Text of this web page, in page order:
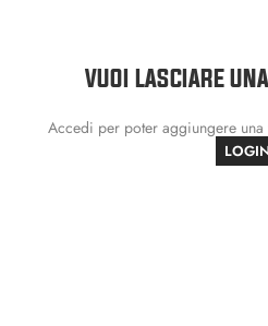
VUOI LASCIARE
Accedi per poter aggiungere